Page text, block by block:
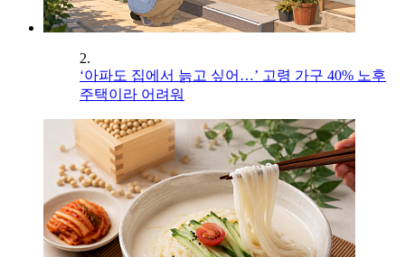
2.
‘아파도 집에서 늙고 싶어…’ 고령 가구 40% 노후
주택이라 어려워